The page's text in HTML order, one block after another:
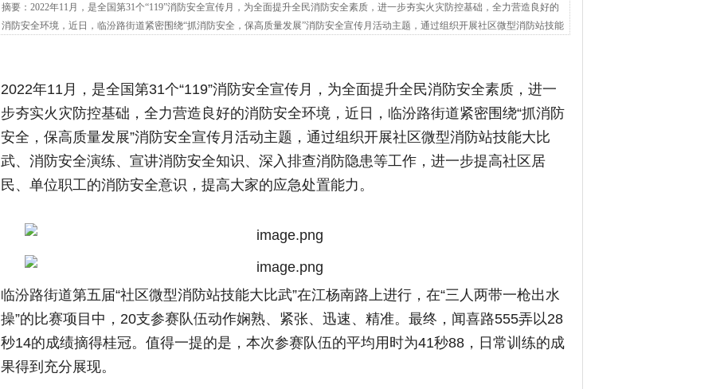
摘要：2022年11月，是全国第31个“119”消防安全宣传月，为全面提升全民消防安全素质，进一步夯实火灾防控基础，全力营造良好的
消防安全环境，近日，临汾路街道紧密围绕“抓消防安全，保高质量发展”消防安全宣传月活动主题，通过组织开展社区微型消防站技能
2022年11月，是全国第31个“119”消防安全宣传月，为全面提升全民消防安全素质，进一
步夯实火灾防控基础，全力营造良好的消防安全环境，近日，临汾路街道紧密围绕“抓消防
安全，保高质量发展”消防安全宣传月活动主题，通过组织开展社区微型消防站技能大比
武、消防安全演练、宣讲消防安全知识、深入排查消防隐患等工作，进一步提高社区居
民、单位职工的消防安全意识，提高大家的应急处置能力。
临汾路街道第五届“社区微型消防站技能大比武”在江杨南路上进行，在“三人两带一枪出水
操”的比赛项目中，20支参赛队伍动作娴熟、紧张、迅速、精准。最终，闻喜路555弄以28
秒14的成绩摘得桂冠。值得一提的是，本次参赛队伍的平均用时为41秒88，日常训练的成
果得到充分展现。